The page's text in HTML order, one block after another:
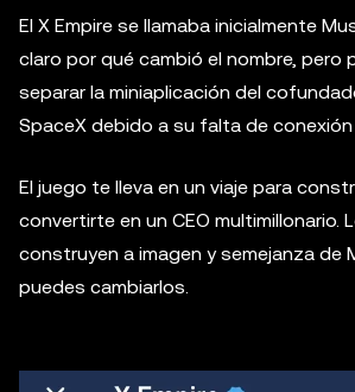
El X Empire se llamaba inicialmente
claro por qué cambió el nombre, pero
separar la miniaplicación del
SpaceX debido a su falta de
El juego te lleva en un viaje para
convertirte en un CEO multimillonario.
construyen a imagen y semejanza de
puedes cambiarlos.